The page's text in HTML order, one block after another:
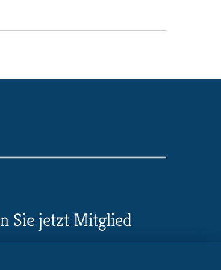
Sie jetzt Mitglied